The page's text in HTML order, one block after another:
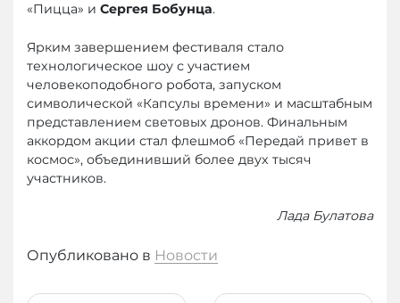
«Пицца» и Сергея Бобунца.
Ярким завершением фестиваля стало
технологическое шоу с участием
человекоподобного робота, запуском
символической «Капсулы времени» и масштабным
представлением световых дронов. Финальным
аккордом акции стал флешмоб «Передай привет в
космос», объединивший более двух тысяч
участников.
Лада Булатова
Опубликовано в Новости